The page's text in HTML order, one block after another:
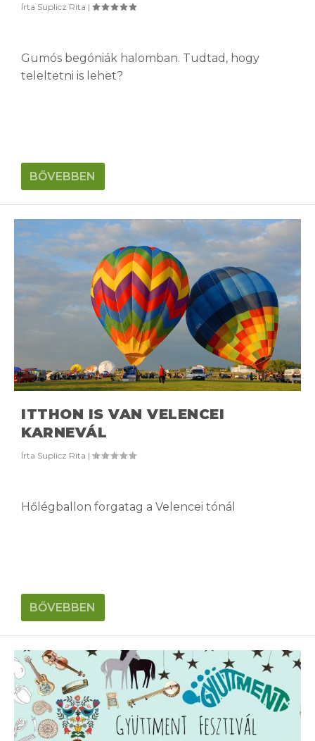
Írta Suplicz Rita |
Gumós begóniák halomban. Tudtad, hogy
teleltetni is lehet?
BŐVEBBEN
ITTHON IS VAN VELENCEI
KARNEVÁL
Írta Suplicz Rita |
Hőlégballon forgatag a Velencei tónál
BŐVEBBEN